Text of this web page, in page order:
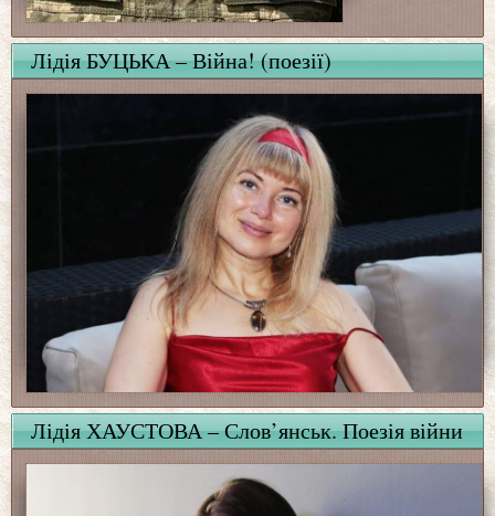
Лідія БУЦЬКА – Війна! (поезії)
Лідія ХАУСТОВА – Слов’янськ. Поезія війни